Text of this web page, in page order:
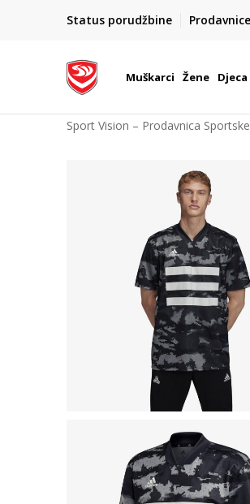
Status porudžbine Prodavnice
POZOVITE NAS
Pon-Pet od
Muškarci Žene Djeca
Sport Vision – Prodavnica